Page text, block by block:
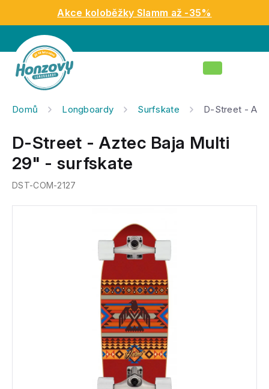
obsah
Akce koloběžky Slamm až -35%
Nákupní
Domů Longboardy Surfskate D-Street -
D-Street - Aztec Baja Multi
29" - surfskate
DST-COM-2127